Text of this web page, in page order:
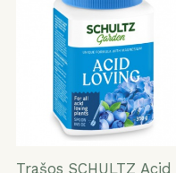
Trašos SCHULTZ Acid